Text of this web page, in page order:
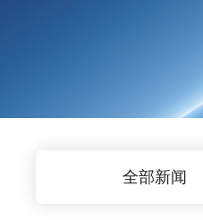
全部新闻